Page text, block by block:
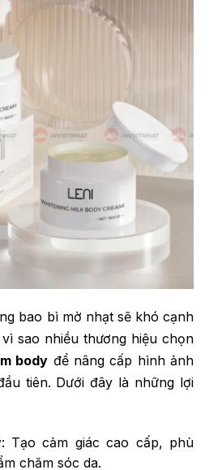
bao bì mờ nhạt sẽ khó cạnh
sao nhiều thương hiệu chọn
body để nâng cấp hình ảnh
tiên. Dưới đây là những lợi
: Tạo cảm giác cao cấp, phù
chăm sóc da.